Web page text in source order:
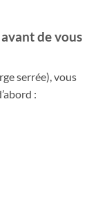
de vous
serrée), vous
: